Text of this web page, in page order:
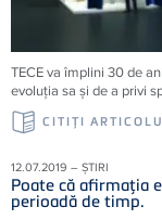
TECE va împlini 30 de
evoluţia sa şi de a privi
CITIŢI
12.07.2019 – ȘTIRI
Poate că afirmaţia
perioadă de timp.